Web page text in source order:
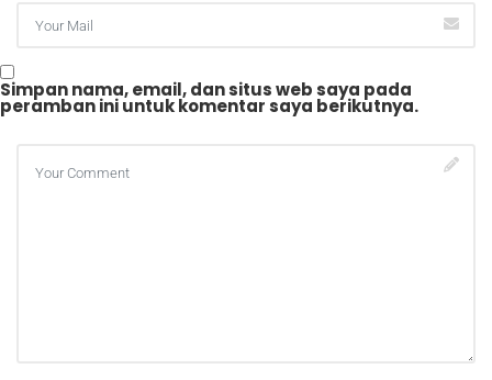
Simpan nama, email, dan situs web saya pada
peramban ini untuk komentar saya berikutnya.